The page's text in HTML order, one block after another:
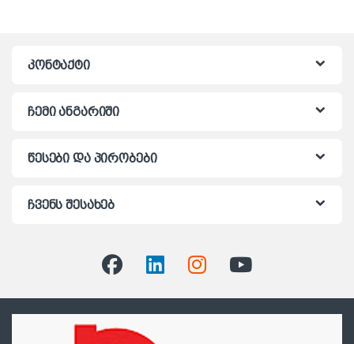
კონტაქტი
ჩემი ანგარიში
წესები და პირობები
ჩვენს შესახებ